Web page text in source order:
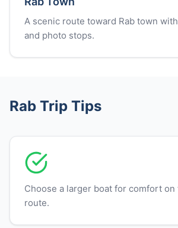
A scenic route toward Rab town
and photo stops.
Rab Trip Tips
Choose a larger boat for comfort
route.